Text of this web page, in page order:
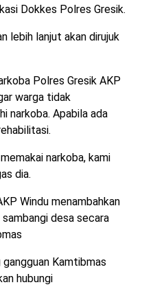
Dokkes Polres Gresik.
lebih lanjut akan dirujuk
Polres Gresik AKP
warga tidak
narkoba. Apabila ada
narkoba, kami
dia.
Windu menambahkan
desa secara
Kamtibmas
hubungi